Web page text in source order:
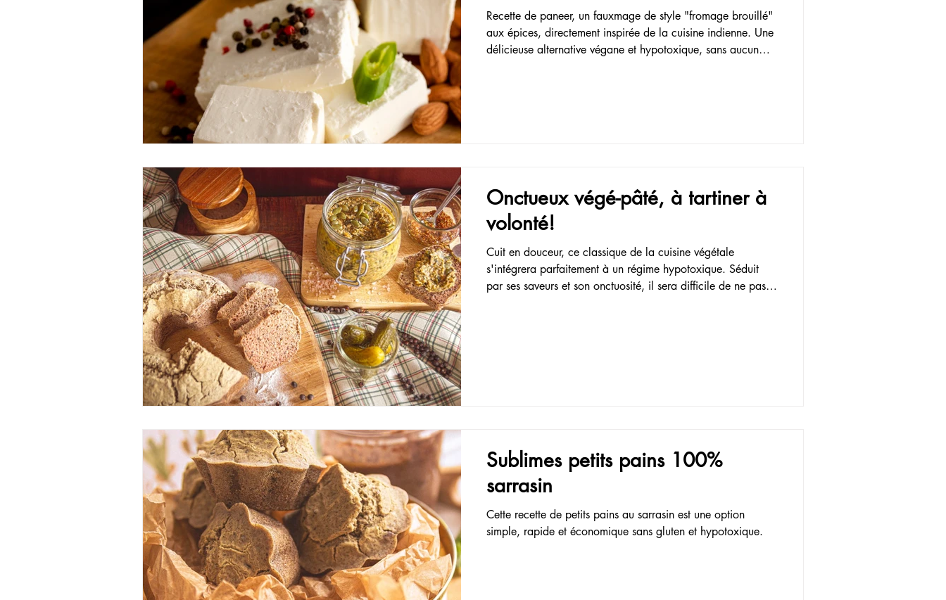
Recette de paneer, un fauxmage de style "fromage brouillé"
aux épices, directement inspirée de la cuisine indienne. Une
délicieuse alternative végane et hypotoxique, sans aucun
Onctueux végé-pâté, à tartiner à
volonté!
Cuit en douceur, ce classique de la cuisine végétale
s'intégrera parfaitement à un régime hypotoxique. Séduit
par ses saveurs et son onctuosité, il sera difficile de ne pas
Sublimes petits pains 100%
sarrasin
Cette recette de petits pains au sarrasin est une option
simple, rapide et économique sans gluten et hypotoxique.